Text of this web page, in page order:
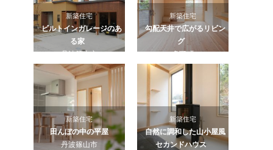
新築住宅
ビルトインガレージのあ
る家
丹波篠山市
新築住宅
勾配天井で広がるリビン
グ
多可町
新築住宅
田んぼの中の平屋
丹波篠山市
新築住宅
自然に調和した山小屋風
セカンドハウス